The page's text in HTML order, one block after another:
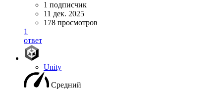
1 подписчик
11 дек. 2025
178 просмотров
1
ответ
Unity
Средний